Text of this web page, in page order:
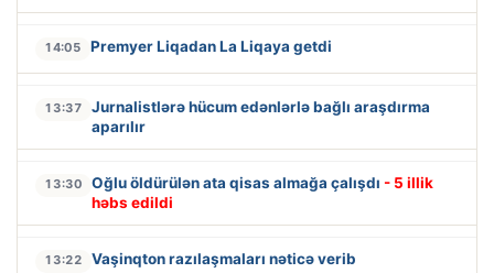
14:05 Premyer Liqadan La Liqaya getdi
13:37
Jurnalistlərə hücum edənlərlə bağlı araşdırma
aparılır
13:30 Oğlu öldürülən ata qisas almağa çalışdı - 5 illik
həbs edildi
13:22 Vaşinqton razılaşmaları nəticə verib